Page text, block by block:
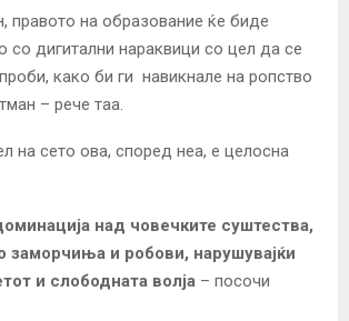
правото на образование ќе биде
дигитални нараквици со цел да се
како би ги навикнале на ропство
– рече таа.
на сето ова, според неа, е целосна
над човечките суштества,
заморчиња и робови, нарушувајќи
и слободната волја – посочи